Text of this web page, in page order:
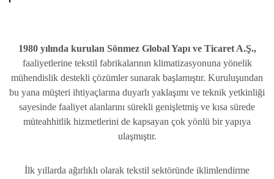
1980 yılında kurulan Sönmez Global Yapı ve Ticaret A.Ş.,
faaliyetlerine tekstil fabrikalarının klimatizasyonuna yönelik
mühendislik destekli çözümler sunarak başlamıştır. Kuruluşundan
bu yana müşteri ihtiyaçlarına duyarlı yaklaşımı ve teknik yetkinliği
sayesinde faaliyet alanlarını sürekli genişletmiş ve kısa sürede
müteahhitlik hizmetlerini de kapsayan çok yönlü bir yapıya
ulaşmıştır.
İlk yıllarda ağırlıklı olarak tekstil sektöründe iklimlendirme